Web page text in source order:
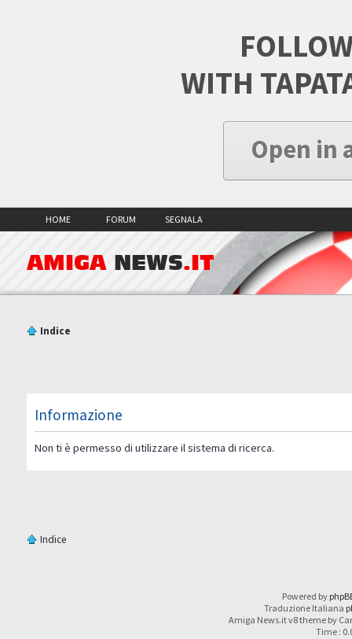
WITH
Open in
HOME FORUM SEGNALA
AMIGA NEWS.IT
Indice
Informazione
Non ti è permesso di utilizzare il sistema di ricerca.
Indice
Powered by
Traduzione Italiana
Amiga News.it v8 theme by
Time :